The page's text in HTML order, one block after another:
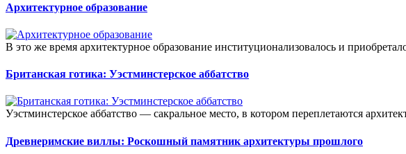
Архитектурное образование
В это же время архитектурное образование институционализовалось и
Британская готика: Уэстминстерское аббатство
Уэстминстерское аббатство — сакральное место, в котором переплетаются
Древнеримские виллы: Роскошный памятник архитектуры прошлого